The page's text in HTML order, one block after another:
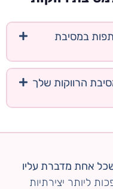
במסיבת
הרווקות שלך
אחת מדברת עליו
ליותר יצירתיות